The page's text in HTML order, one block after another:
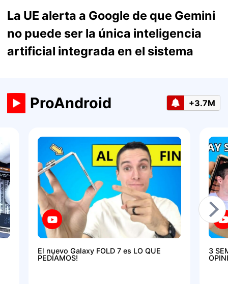
La UE alerta a Google de que Gemini
no puede ser la única inteligencia
artificial integrada en el sistema
ProAndroid +3.7M
El nuevo Galaxy FOLD 7 es LO QUE
PEDÍAMOS!
3